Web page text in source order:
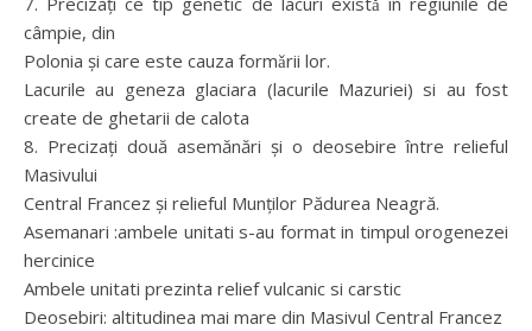
câmpie, din
Polonia şi care este cauza formǎrii lor.
Lacurile au geneza glaciara (lacurile Mazuriei) si au fost
create de ghetarii de calota
8. Precizaţi două asemănări şi o deosebire între relieful
Masivului
Central Francez şi relieful Munţilor Pădurea Neagră.
Asemanari :ambele unitati s-au format in timpul orogenezei
hercinice
Ambele unitati prezinta relief vulcanic si carstic
Deosebiri: altitudinea mai mare din Masivul Central Francez